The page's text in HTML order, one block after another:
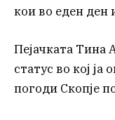
кои во еден ден
Пејачката Тина
статус во кој
погоди Скопје